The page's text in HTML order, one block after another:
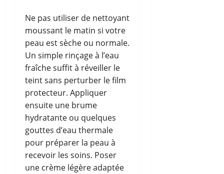
Ne pas utiliser de nettoyant
moussant le matin si votre
peau est sèche ou normale.
Un simple rinçage à l’eau
fraîche suffit à réveiller le
teint sans perturber le film
protecteur. Appliquer
ensuite une brume
hydratante ou quelques
gouttes d’eau thermale
pour préparer la peau à
recevoir les soins. Poser
une crème légère adaptée